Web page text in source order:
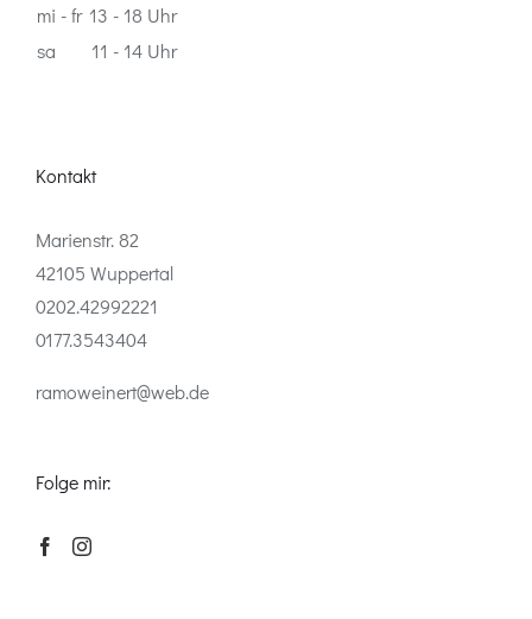
mi - fr 13 - 18 Uhr
sa
11 - 14 Uhr
Kontakt
Marienstr. 82
42105 Wuppertal
0202.42992221
0177.3543404
ramoweinert@web.de
Folge mir: